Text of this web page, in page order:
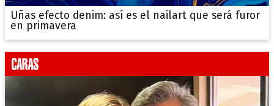
Uñas efecto denim: así es el nailart que será furor
en primavera